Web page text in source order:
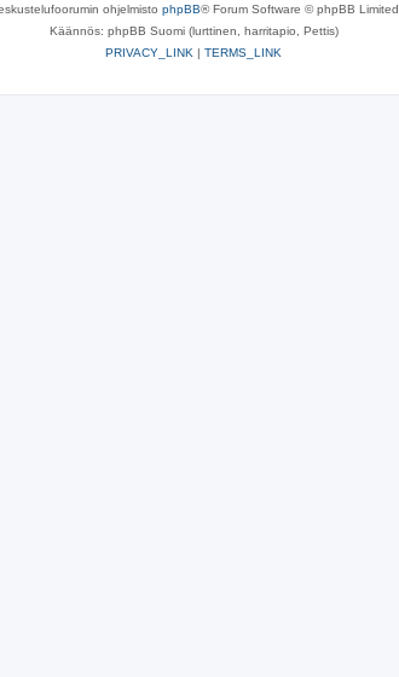
ohjelmisto phpBB® Forum Software © phpBB Limited
Käännös: phpBB Suomi (lurttinen, harritapio, Pettis)
PRIVACY_LINK | TERMS_LINK